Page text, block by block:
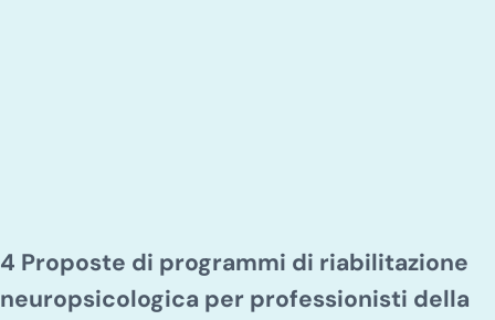
4 Proposte di programmi di riabilitazione
neuropsicologica per professionisti della